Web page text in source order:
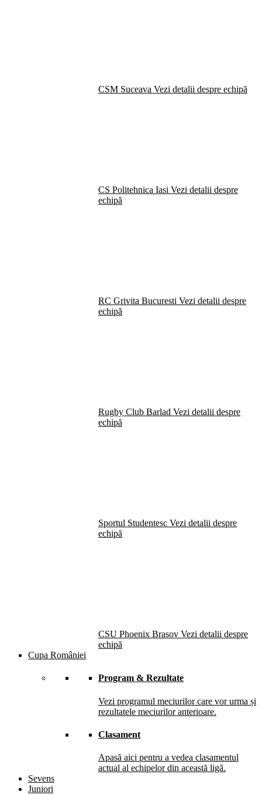
CSM Suceava Vezi detalii despre echipă
CS Politehnica Iasi Vezi detalii despre
echipă
RC Grivita Bucuresti Vezi detalii despre
echipă
Rugby Club Barlad Vezi detalii despre
echipă
Sportul Studentesc Vezi detalii despre
echipă
CSU Phoenix Brasov Vezi detalii despre
echipă
Cupa României
Program & Rezultate
Vezi programul meciurilor care vor urma și
rezultatele meciurilor anterioare.
Clasament
Apasă aici pentru a vedea clasamentul
actual al echipelor din această ligă.
Sevens
Juniori